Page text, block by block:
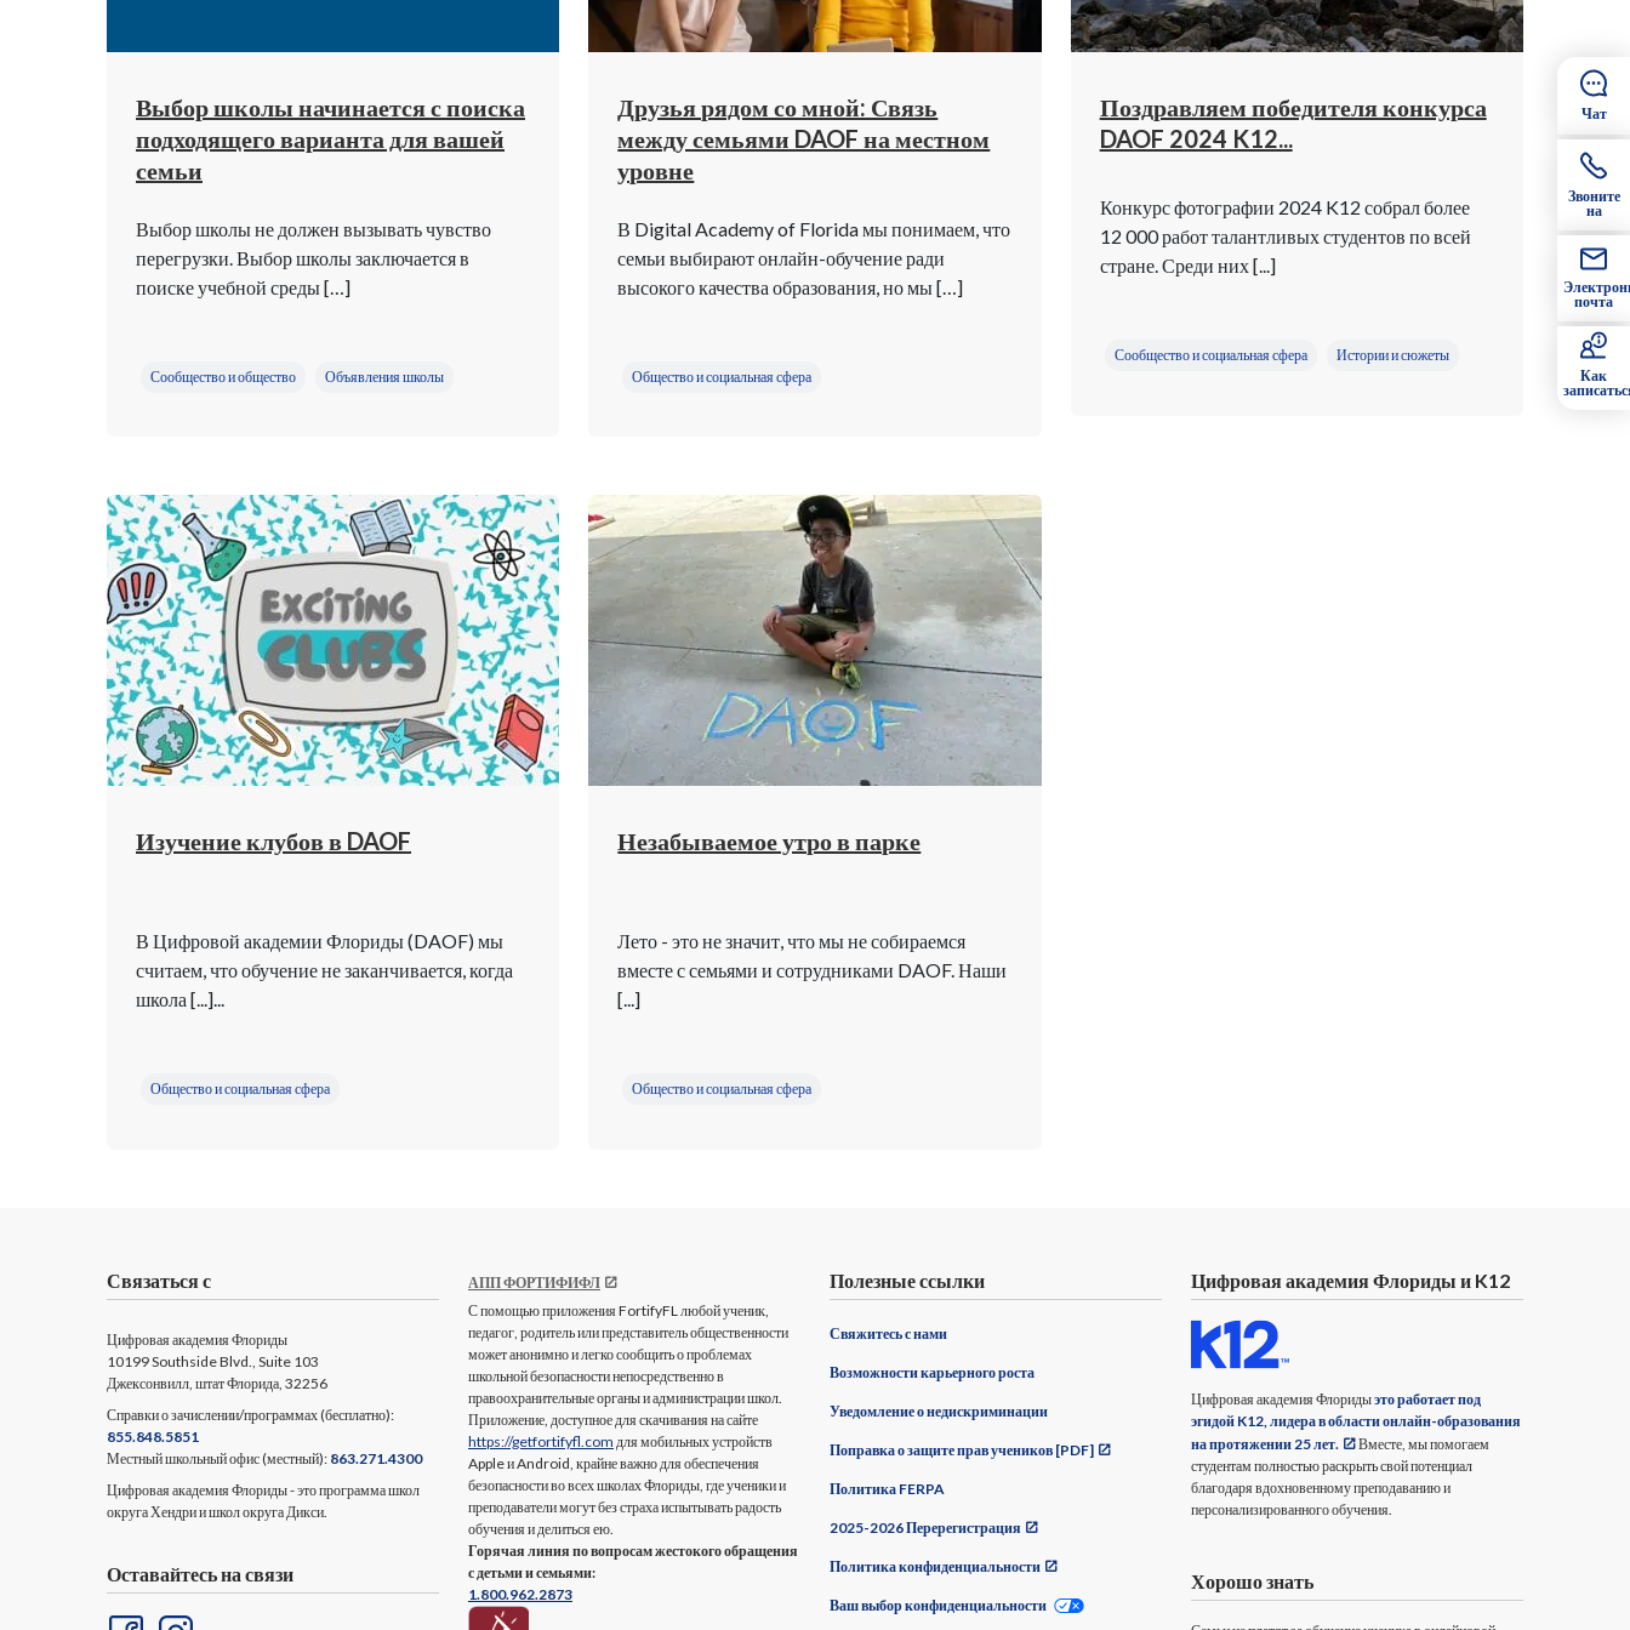
Выбор школы начинается с поиска
подходящего варианта для вашей
семьи
Выбор школы не должен вызывать чувство
перегрузки. Выбор школы заключается в
поиске учебной среды […]
Сообщество и общество Объявления школы
Друзья рядом со мной: Связь
между семьями DAOF на местном
уровне
В Digital Academy of Florida мы понимаем, что
семьи выбирают онлайн-обучение ради
высокого качества образования, но мы […]
Общество и социальная сфера
Поздравляем победителя конкурса
DAOF 2024 K12...
Конкурс фотографии 2024 K12 собрал более
12 000 работ талантливых студентов по всей
стране. Среди них [...]
Сообщество и социальная сфера Истории и сюжеты
Изучение клубов в DAOF
В Цифровой академии Флориды (DAOF) мы
считаем, что обучение не заканчивается, когда
школа [...]...
Общество и социальная сфера
Незабываемое утро в парке
Лето - это не значит, что мы не собираемся
вместе с семьями и сотрудниками DAOF. Наши
[...]
Общество и социальная сфера
Связаться с
Цифровая академия Флориды
10199 Southside Blvd., Suite 103
Джексонвилл, штат Флорида, 32256
Справки о зачислении/программах (бесплатно):
855.848.5851
Местный школьный офис (местный): 863.271.4300
Цифровая академия Флориды - это программа школ
округа Хендри и школ округа Дикси.
Оставайтесь на связи
АПП ФОРТИФИФЛ
С помощью приложения FortifyFL любой ученик,
педагог, родитель или представитель общественности
может анонимно и легко сообщить о проблемах
школьной безопасности непосредственно в
правоохранительные органы и администрации школ.
Приложение, доступное для скачивания на сайте
https://getfortifyfl.com для мобильных устройств
Apple и Android, крайне важно для обеспечения
безопасности во всех школах Флориды, где ученики и
преподаватели могут без страха испытывать радость
обучения и делиться ею.
Горячая линия по вопросам жестокого обращения
с детьми и семьями:
1.800.962.2873
Полезные ссылки
Свяжитесь с нами
Возможности карьерного роста
Уведомление о недискриминации
Поправка о защите прав учеников [PDF]
Политика FERPA
2025-2026 Перерегистрация
Политика конфиденциальности
Ваш выбор конфиденциальности
Цифровая академия Флориды и K12
Цифровая академия Флоридыэто работает под
эгидой K12, лидера в области онлайн-образования
на протяжении 25 лет.
Вместе, мы помогаем
студентам полностью раскрыть свой потенциал
благодаря вдохновенному преподаванию и
персонализированного обучения.
Хорошо знать
Чат
Звоните
на
почта
Как